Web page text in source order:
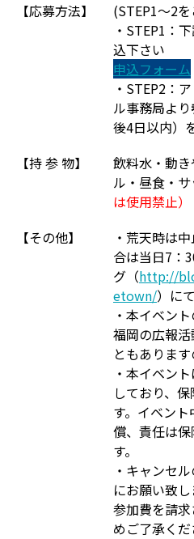
【応募方法】
(STEP1～2
・STEP1：
込下さい
申込フォーム
・STEP2：
ル事務局より
後4日以内）
【持 参 物】
飲料水・動
ル・昼食・
は使用禁止）
【その他】
・荒天時は
合は当日7：
グ（http://
etown/）に
・本イベン
福岡の広報
ともありま
・本イベン
しており、
す。イベン
償、責任は
す。
・キャンセ
にお願い致
参加費を請
めご了承くだ